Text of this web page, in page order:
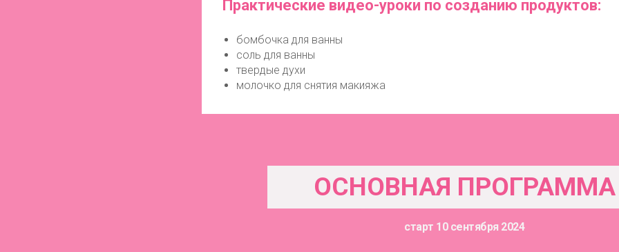
Практические видео-уроки по созданию продуктов:
бомбочка для ванны
соль для ванны
твердые духи
молочко для снятия макияжа
ОСНОВНАЯ ПРОГРАММА
старт 10 сентября 2024